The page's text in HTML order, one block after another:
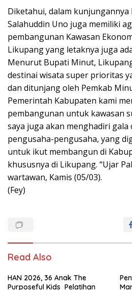
Diketahui, dalam kunjungannya
Salahuddin Uno juga memiliki
pembangunan Kawasan
Likupang yang letaknya juga
Menurut Bupati Minut,
destinai wisata super prioritas
dan ditunjang oleh Pemkab
Pemerintah Kabupaten kami
pembangunan untuk kawasan
saya juga akan menghadiri gala
pengusaha-pengusaha, yang
untuk ikut membangun di
khususnya di Likupang. “Ujar
wartawan, Kamis (05/03).
(Fey)
Read Also
HAN 2026, 36 Anak The
Purposeful Kids Pelatihan